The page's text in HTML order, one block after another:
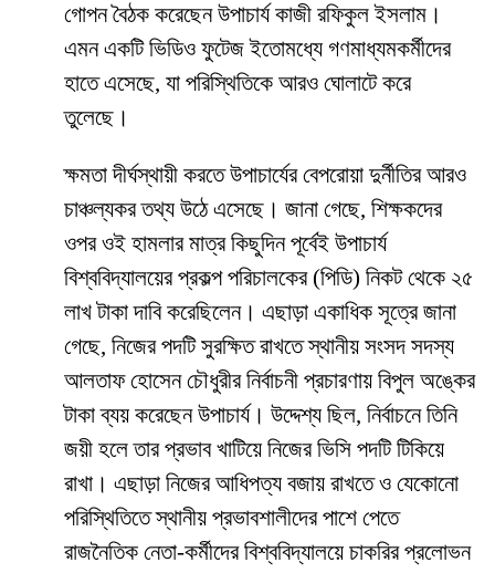
গোপন বৈঠক করেছেন উপাচার্য কাজী রফিকুল ইসলাম।
এমন একটি ভিডিও ফুটেজ ইতোমধ্যে গণমাধ্যমকর্মীদের
হাতে এসেছে, যা পরিস্থিতিকে আরও ঘোলাটে করে
তুলেছে।
​ক্ষমতা দীর্ঘস্থায়ী করতে উপাচার্যের বেপরোয়া দুর্নীতির আরও
চাঞ্চল্যকর তথ্য উঠে এসেছে। জানা গেছে, শিক্ষকদের
ওপর ওই হামলার মাত্র কিছুদিন পূর্বেই উপাচার্য
বিশ্ববিদ্যালয়ের প্রকল্প পরিচালকের (পিডি) নিকট থেকে ২৫
লাখ টাকা দাবি করেছিলেন। এছাড়া একাধিক সূত্রে জানা
গেছে, নিজের পদটি সুরক্ষিত রাখতে স্থানীয় সংসদ সদস্য
আলতাফ হোসেন চৌধুরীর নির্বাচনী প্রচারণায় বিপুল অঙ্কের
টাকা ব্যয় করেছেন উপাচার্য। উদ্দেশ্য ছিল, নির্বাচনে তিনি
জয়ী হলে তার প্রভাব খাটিয়ে নিজের ভিসি পদটি টিকিয়ে
রাখা। এছাড়া নিজের আধিপত্য বজায় রাখতে ও যেকোনো
পরিস্থিতিতে স্থানীয় প্রভাবশালীদের পাশে পেতে
রাজনৈতিক নেতা-কর্মীদের বিশ্ববিদ্যালয়ে চাকরির প্রলোভন